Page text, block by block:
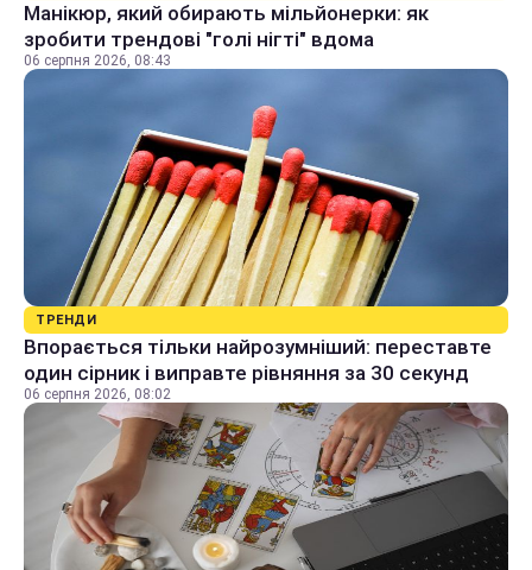
Манікюр, який обирають мільйонерки: як
зробити трендові "голі нігті" вдома
06 серпня 2026, 08:43
ТРЕНДИ
Впорається тільки найрозумніший: переставте
один сірник і виправте рівняння за 30 секунд
06 серпня 2026, 08:02